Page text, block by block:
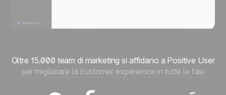
Oltre 15.000 team di marketing si affidano a Positive User
per migliorare la customer experience in tutte le fasi